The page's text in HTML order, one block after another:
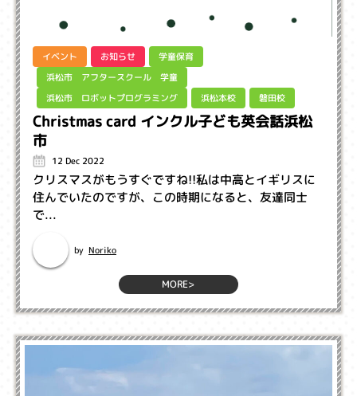
イベント お知らせ 学童保育
浜松市 アフタースクール 学童
浜松市 ロボットプログラミング
浜松本校 磐田校
Christmas card インクル子ども英会話浜松
市
12 Dec 2022
クリスマスがもうすぐですね!!私は中高とイギリスに
住んでいたのですが、この時期になると、友達同士
で...
by Noriko
MORE>